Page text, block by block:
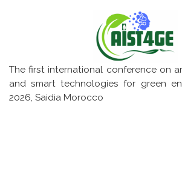
The first international conference on
and smart technologies for green
2026, Saidia Morocco